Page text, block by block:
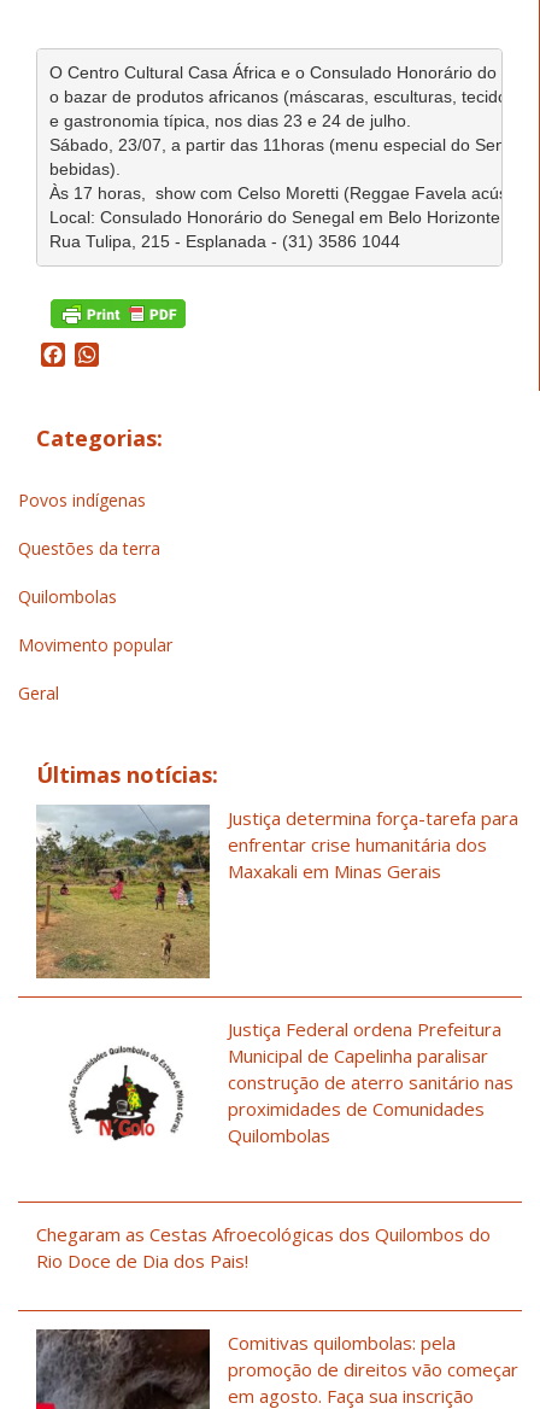
O Centro Cultural Casa África e o Consulado Honorário do
o bazar de produtos africanos (máscaras, esculturas, tecidos,
e gastronomia típica, nos dias 23 e 24 de julho.
Sábado, 23/07, a partir das 11horas (menu especial do
bebidas).
Às 17 horas,  show com Celso Moretti (Reggae Favela acústico
Local: Consulado Honorário do Senegal em Belo Horizonte
Rua Tulipa, 215 - Esplanada - (31) 3586 1044
Facebook
Categorias:
Povos indígenas
Questões da terra
Quilombolas
Movimento popular
Geral
Últimas notícias:
Justiça determina força-tarefa para
enfrentar crise humanitária dos
Maxakali em Minas Gerais
Justiça Federal ordena Prefeitura
Municipal de Capelinha paralisar
construção de aterro sanitário nas
proximidades de Comunidades
Quilombolas
Chegaram as Cestas Afroecológicas dos Quilombos do
Rio Doce de Dia dos Pais!
Comitivas quilombolas: pela
promoção de direitos vão começar
em agosto. Faça sua inscrição